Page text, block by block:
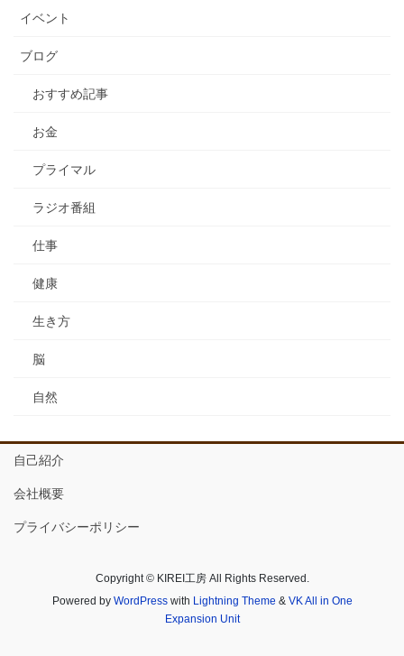
イベント
ブログ
おすすめ記事
お金
プライマル
ラジオ番組
仕事
健康
生き方
脳
自然
自己紹介
会社概要
プライバシーポリシー
Copyright © KIREI工房 All Rights Reserved.
Powered by WordPresswith Lightning Theme & VK All in One
Expansion Unit